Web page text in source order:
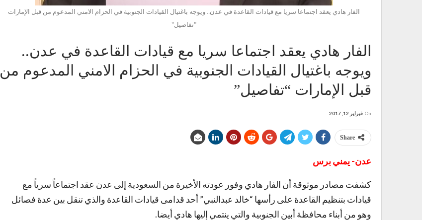
الفار هادي يعقد اجتماعا سريا مع قيادات القاعدة في عدن.. ويوجه باغتيال القيادات الجنوبية في الحزام الامني المدعوم من قبل الإمارات
"تفاصيل"
الفار هادي يعقد اجتماعا سريا مع قيادات القاعدة في عدن..
ويوجه باغتيال القيادات الجنوبية في الحزام الامني المدعوم من
قبل الإمارات “تفاصيل”
On فبراير 12, 2017
Share
عدن- يمني برس
كشفت مصادر موثوقة أن الفار هادي وفور عودته الأخيرة من السعودية إلى عدن عقد اجتماعاً سرياً مع
قيادات بتنظيم القاعدة على رأسها “خالد عبدالنبي” أحد قدامى قيادات القاعدة والذي تنقل بين عدة فصائل
وهو من أبناء محافظة أبين الجنوبية والتي ينتمي إليها هادي أيضا.